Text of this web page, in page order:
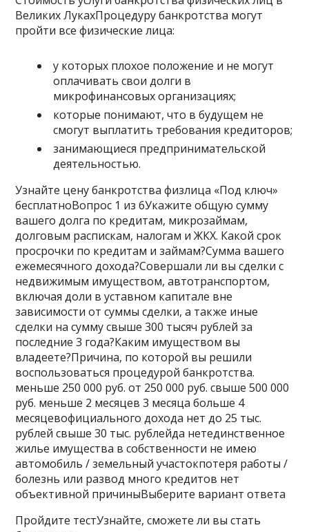
Великих ЛукахПроцедуру банкротства могут
пройти все физические лица:
у которых плохое положение и не могут
оплачивать свои долги в
микрофинансовых организациях;
которые понимают, что в будущем не
смогут выплатить требования кредиторов;
занимающиеся предпринимательской
деятельностью.
Узнайте цену банкротства физлица «Под ключ»
бесплатноВопрос 1 из 6Укажите общую сумму
вашего долга по кредитам, микрозаймам,
долговым распискам, налогам и ЖКХ. Какой срок
просрочки по кредитам и займам?Сумма вашего
ежемесячного дохода?Совершали ли вы сделки с
недвижимым имуществом, автотранспортом,
включая доли в уставном капитале вне
зависимости от суммы сделки, а также иные
сделки на сумму свыше 300 тысяч рублей за
последние 3 года?Каким имуществом вы
владеете?Причина, по которой вы решили
воспользоваться процедурой банкротства.
меньше 250 000 руб. от 250 000 руб. свыше 500 000
руб. меньше 2 месяцев 3 месяца больше 4
месяцевофициального дохода нет до 25 тыс.
рублей свыше 30 тыс. рублейда нетединственное
жилье имущества в собственности не имею
автомобиль / земельный участокпотеря работы /
болезнь или развод много кредитов нет
объективной причиныВыберите вариант ответа
Пройдите тестУзнайте, сможете ли вы стать